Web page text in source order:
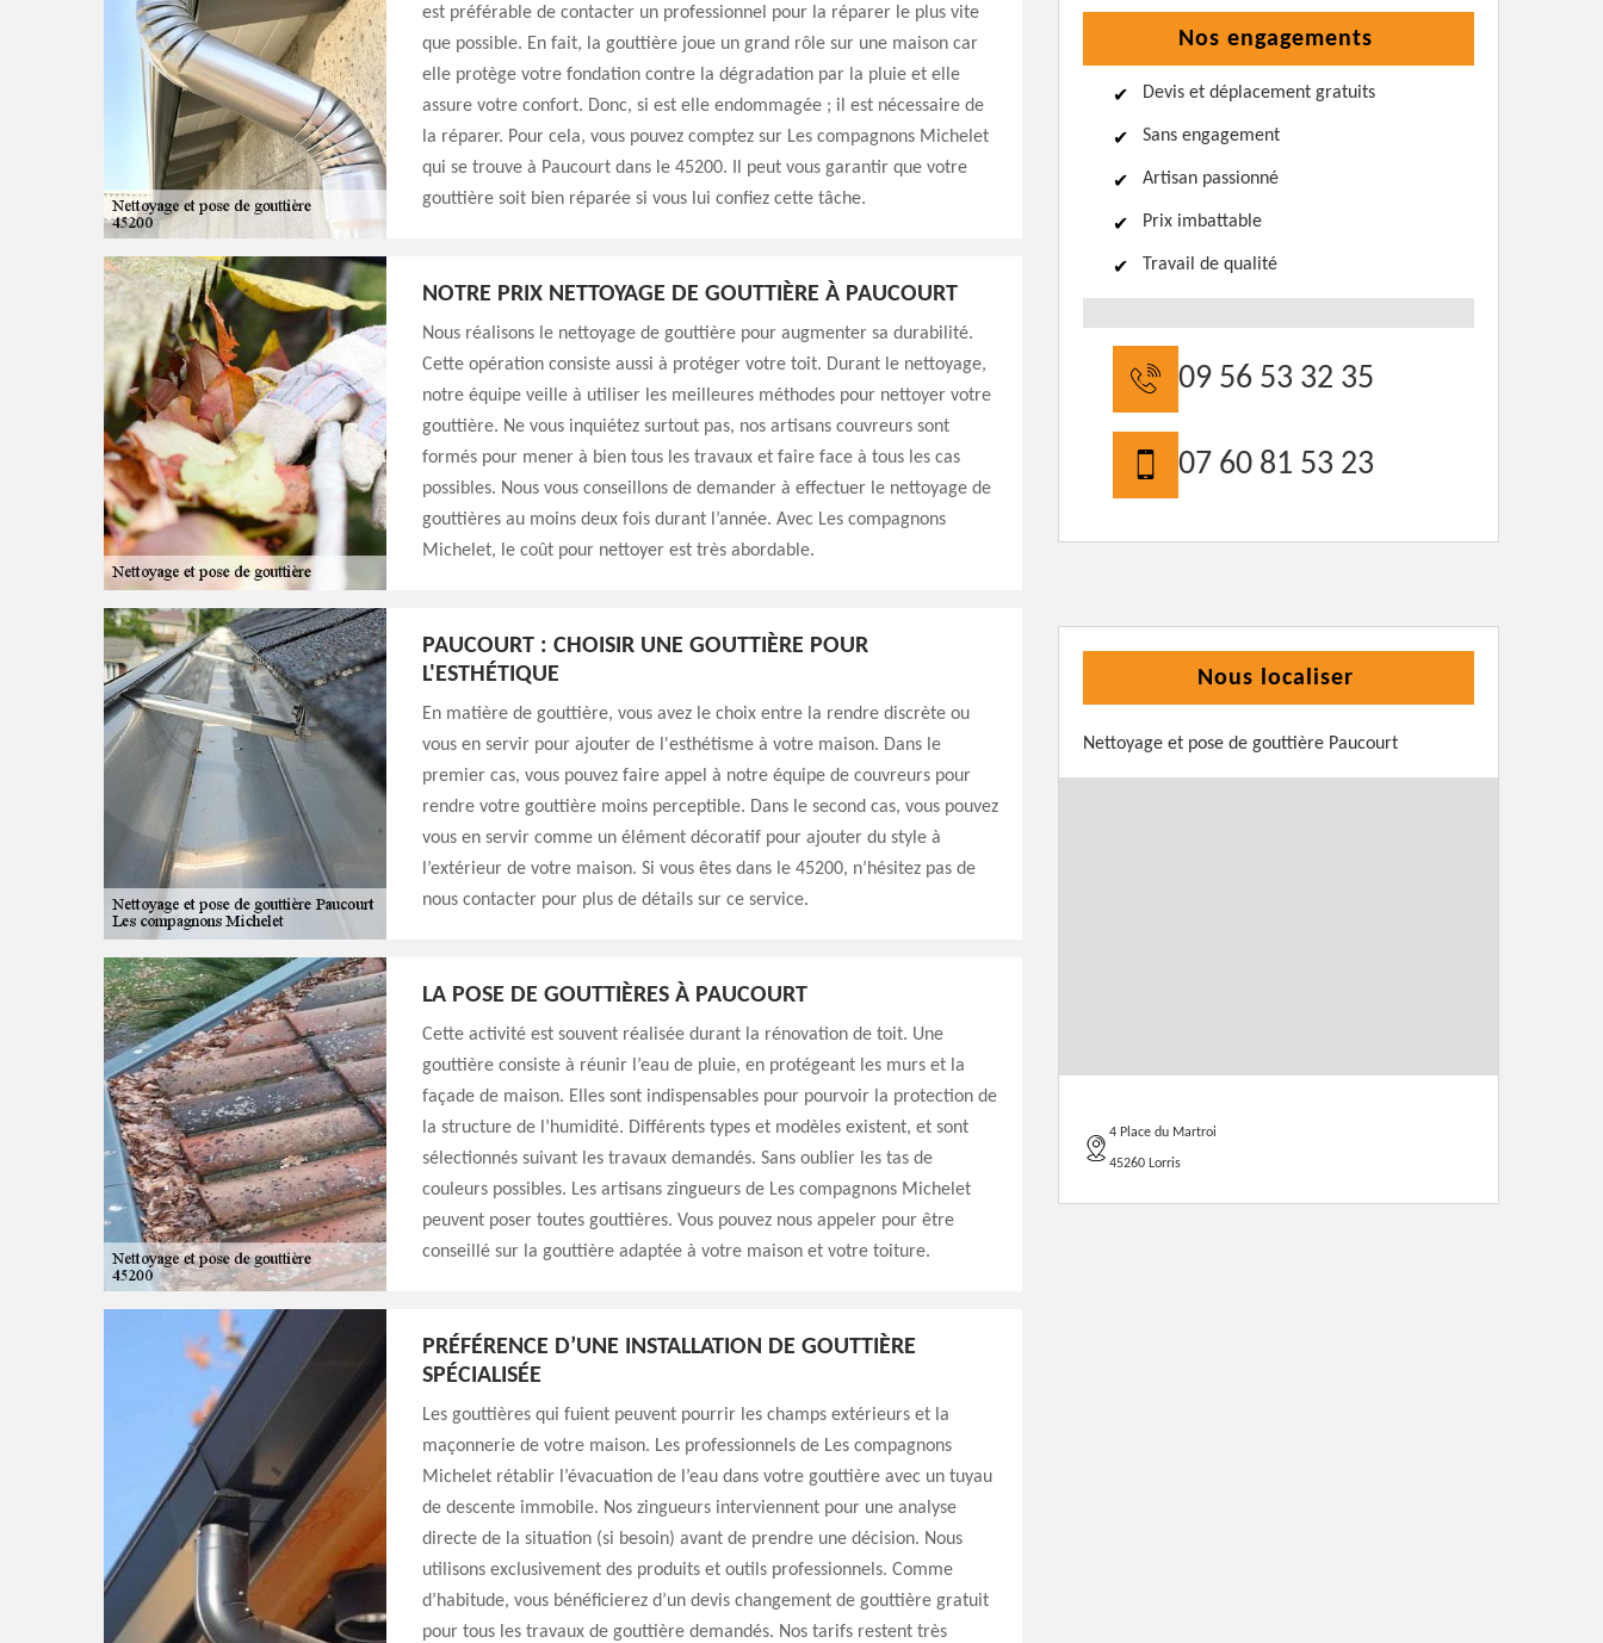
est préférable de contacter un professionnel pour la réparer le plus vite
que possible. En fait, la gouttière joue un grand rôle sur une maison car
elle protège votre fondation contre la dégradation par la pluie et elle
assure votre confort. Donc, si est elle endommagée ; il est nécessaire de
la réparer. Pour cela, vous pouvez comptez sur Les compagnons Michelet
qui se trouve à Paucourt dans le 45200. Il peut vous garantir que votre
gouttière soit bien réparée si vous lui confiez cette tâche.
NOTRE PRIX NETTOYAGE DE GOUTTIÈRE À PAUCOURT
Nous réalisons le nettoyage de gouttière pour augmenter sa durabilité.
Cette opération consiste aussi à protéger votre toit. Durant le nettoyage,
notre équipe veille à utiliser les meilleures méthodes pour nettoyer votre
gouttière. Ne vous inquiétez surtout pas, nos artisans couvreurs sont
formés pour mener à bien tous les travaux et faire face à tous les cas
possibles. Nous vous conseillons de demander à effectuer le nettoyage de
gouttières au moins deux fois durant l’année. Avec Les compagnons
Michelet, le coût pour nettoyer est très abordable.
PAUCOURT : CHOISIR UNE GOUTTIÈRE POUR
L'ESTHÉTIQUE
En matière de gouttière, vous avez le choix entre la rendre discrète ou
vous en servir pour ajouter de l'esthétisme à votre maison. Dans le
premier cas, vous pouvez faire appel à notre équipe de couvreurs pour
rendre votre gouttière moins perceptible. Dans le second cas, vous pouvez
vous en servir comme un élément décoratif pour ajouter du style à
l’extérieur de votre maison. Si vous êtes dans le 45200, n’hésitez pas de
nous contacter pour plus de détails sur ce service.
LA POSE DE GOUTTIÈRES À PAUCOURT
Cette activité est souvent réalisée durant la rénovation de toit. Une
gouttière consiste à réunir l’eau de pluie, en protégeant les murs et la
façade de maison. Elles sont indispensables pour pourvoir la protection de
la structure de l’humidité. Différents types et modèles existent, et sont
sélectionnés suivant les travaux demandés. Sans oublier les tas de
couleurs possibles. Les artisans zingueurs de Les compagnons Michelet
peuvent poser toutes gouttières. Vous pouvez nous appeler pour être
conseillé sur la gouttière adaptée à votre maison et votre toiture.
PRÉFÉRENCE D’UNE INSTALLATION DE GOUTTIÈRE
SPÉCIALISÉE
Les gouttières qui fuient peuvent pourrir les champs extérieurs et la
maçonnerie de votre maison. Les professionnels de Les compagnons
Michelet rétablir l’évacuation de l’eau dans votre gouttière avec un tuyau
de descente immobile. Nos zingueurs interviennent pour une analyse
directe de la situation (si besoin) avant de prendre une décision. Nous
utilisons exclusivement des produits et outils professionnels. Comme
d’habitude, vous bénéficierez d’un devis changement de gouttière gratuit
pour tous les travaux de gouttière demandés. Nos tarifs restent très
Nos engagements
Devis et déplacement gratuits
Sans engagement
Artisan passionné
Prix imbattable
Travail de qualité
09 56 53 32 35
07 60 81 53 23
Nous localiser
Nettoyage et pose de gouttière Paucourt
4 Place du Martroi
45260 Lorris